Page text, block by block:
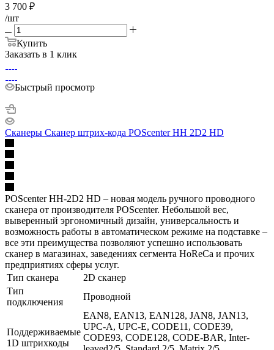
3 700 ₽
/шт
Купить
Заказать в 1 клик
Быстрый просмотр
Сканеры Сканер штрих-кода POScenter HH 2D2 HD
POScenter HH-2D2 HD – новая модель ручного проводного
сканера от производителя POScenter. Небольшой вес,
выверенный эргономичный дизайн, универсальность и
возможность работы в автоматическом режиме на подставке –
все эти преимущества позволяют успешно использовать
сканер в магазинах, заведениях сегмента HoReCa и прочих
предприятиях сферы услуг.
Тип сканера
2D сканер
Тип
подключения
Проводной
Поддерживаемые
1D штрихкоды
EAN8, EAN13, EAN128, JAN8, JAN13,
UPC-A, UPC-E, CODE11, CODE39,
CODE93, CODE128, CODE-BAR, Inter-